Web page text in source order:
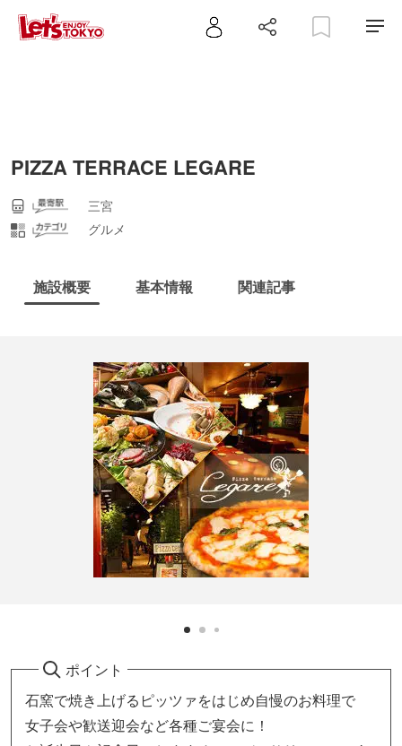
PIZZA TERRACE LEGARE
三宮
グルメ
施設概要 基本情報 関連記事
ポイント
石窯で焼き上げるピッツァをはじめ自慢のお料理で
女子会や歓送迎会など各種ご宴会に！